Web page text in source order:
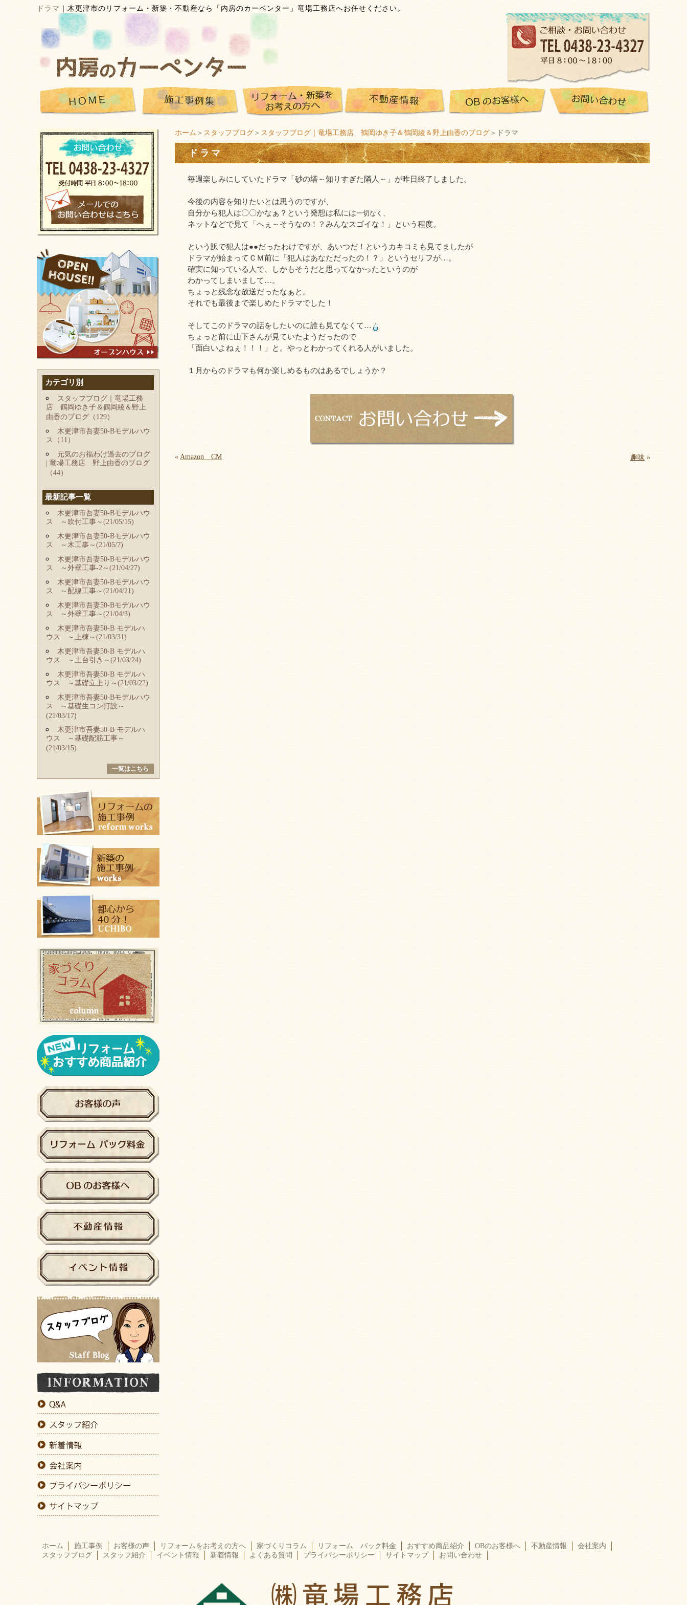
ドラマ 木更津市のリフォーム・新築・不動産なら「内房のカーペンター」竜場工務店へお任せください。
ホーム ＞ スタッフブログ ＞ スタッフブログ｜竜場工務店 鶴岡ゆき子＆鶴岡綾＆野上由香のブログ ＞ドラマ
ドラマ
毎週楽しみにしていたドラマ「砂の塔～知りすぎた隣人～」が昨日終了しました。
今後の内容を知りたいとは思うのですが、
自分から犯人は〇〇かなぁ？という発想は私には一切なく、
ネットなどで見て「へぇ～そうなの！？みんなスゴイな！」という程度。
という訳で犯人は●●だったわけですが、あいつだ！というカキコミも見てましたが
ドラマが始まってＣＭ前に「犯人はあなただったの！？」というセリフが…。
確実に知っている人で、しかもそうだと思ってなかったというのが
わかってしまいまして…。
ちょっと残念な放送だったなぁと。
それでも最後まで楽しめたドラマでした！
そしてこのドラマの話をしたいのに誰も見てなくて…
ちょっと前に山下さんが見ていたようだったので
「面白いよねぇ！！！」と。やっとわかってくれる人がいました。
１月からのドラマも何か楽しめるものはあるでしょうか？
« Amazon CM 趣味 »
カテゴリ別
スタッフブログ｜竜場工務
店 鶴岡ゆき子＆鶴岡綾＆野上
由香のブログ（129）
木更津市吾妻50-Bモデルハウ
ス（11）
元気のお福わけ過去のブログ
| 竜場工務店 野上由香のブログ
（44）
最新記事一覧
木更津市吾妻50-Bモデルハウ
ス ～吹付工事～(21/05/15)
木更津市吾妻50-Bモデルハウ
ス ～木工事～(21/05/7)
木更津市吾妻50-Bモデルハウ
ス ～外壁工事-2～(21/04/27)
木更津市吾妻50-Bモデルハウ
ス ～配線工事～(21/04/21)
木更津市吾妻50-Bモデルハウ
ス ～外壁工事～(21/04/3)
木更津市吾妻50-B モデルハ
ウス ～上棟～(21/03/31)
木更津市吾妻50-B モデルハ
ウス ～土台引き～(21/03/24)
木更津市吾妻50-B モデルハ
ウス ～基礎立上り～(21/03/22)
木更津市吾妻50-Bモデルハウ
ス ～基礎生コン打設～
(21/03/17)
木更津市吾妻50-B モデルハ
ウス ～基礎配筋工事～
(21/03/15)
一覧はこちら
ホーム 施工事例 お客様の声 リフォームをお考えの方へ 家づくりコラム リフォーム パック料金 おすすめ商品紹介 OBのお客様へ 不動産情報
会社案内
スタッフブログ
スタッフ紹介 イベント情報 新着情報 よくある質問 プライバシーポリシー サイトマップ お問い合わせ